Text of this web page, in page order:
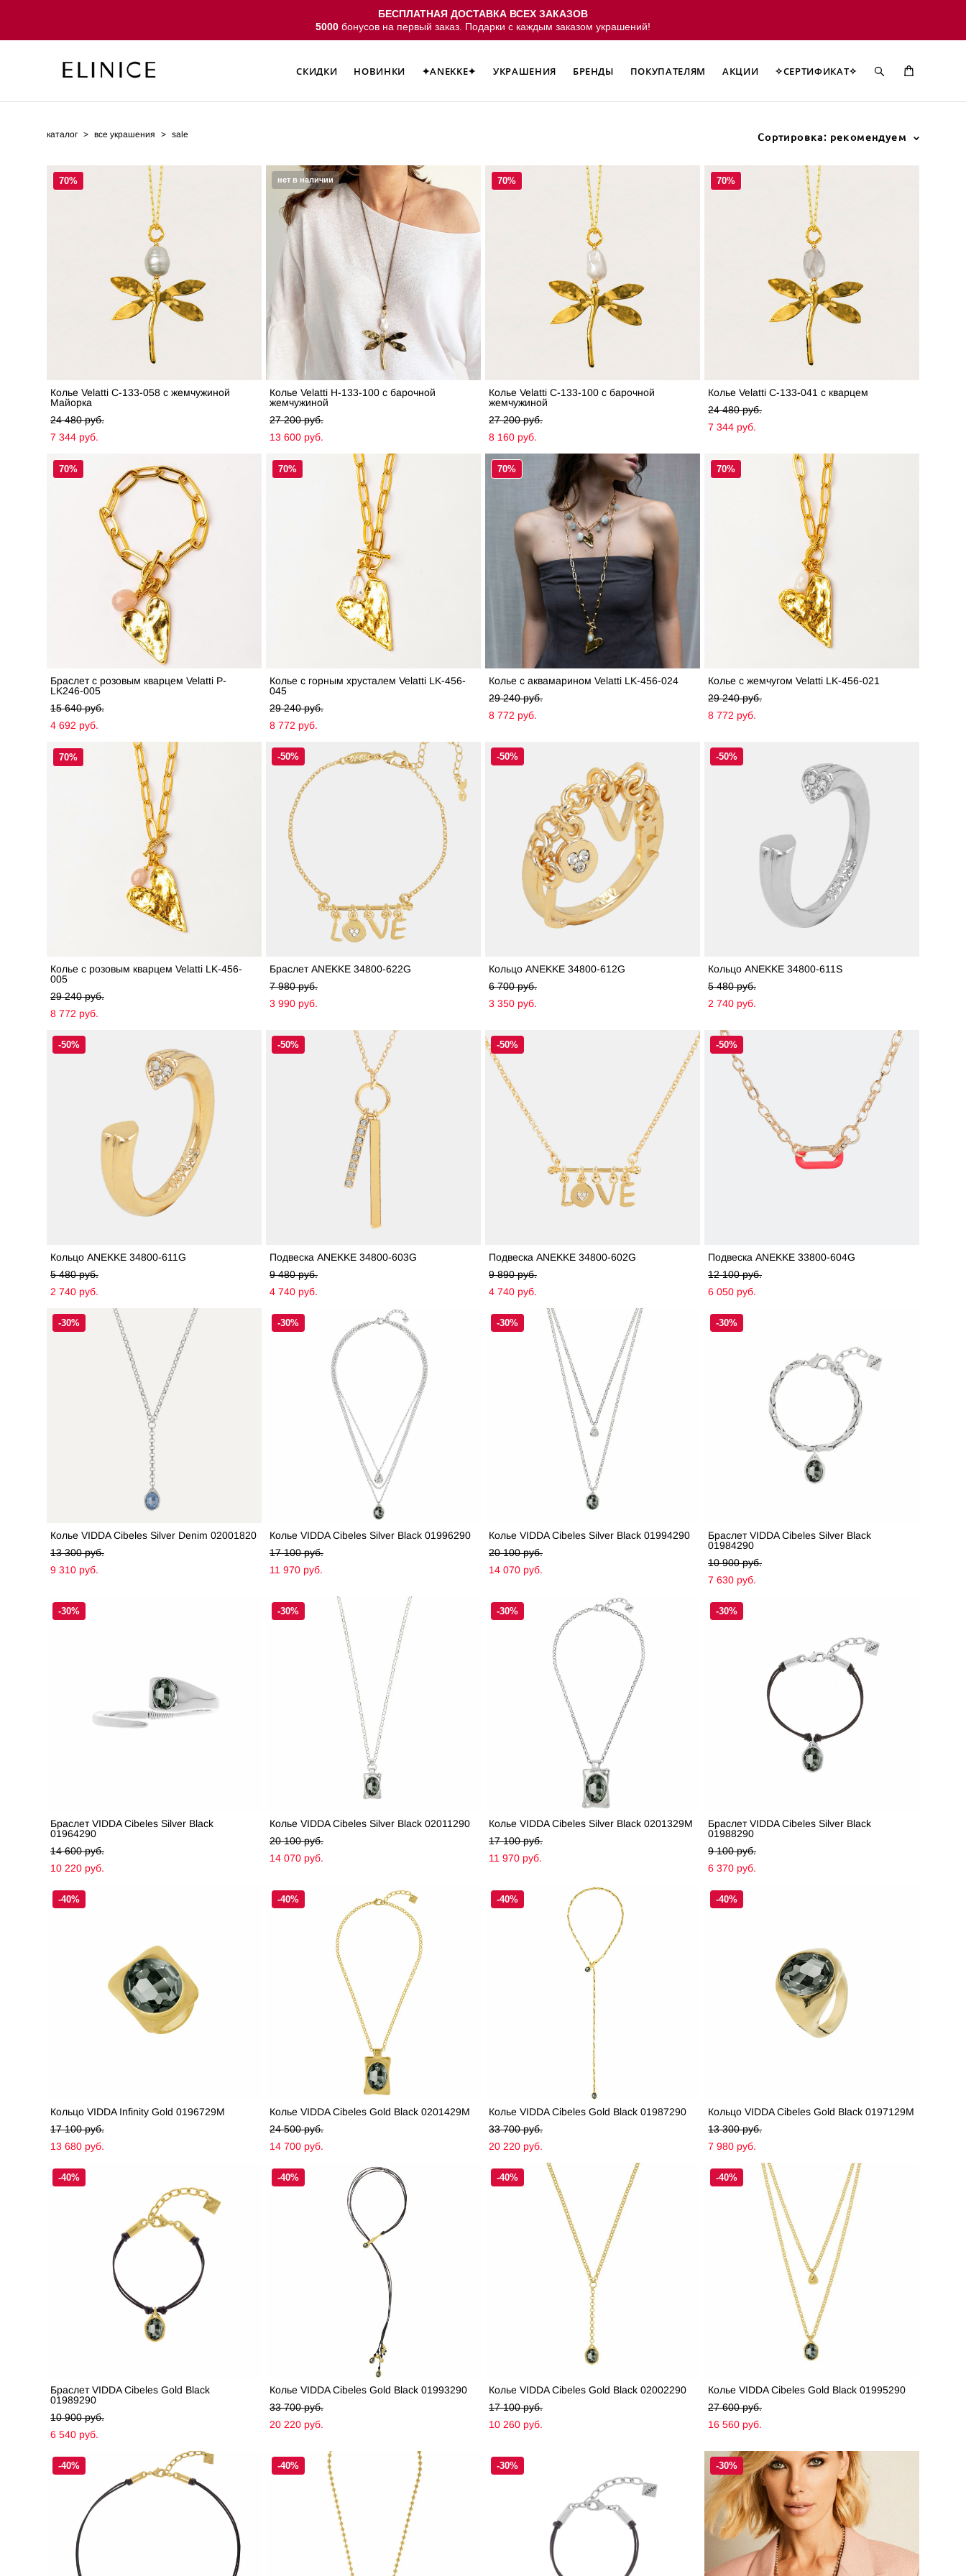
БЕСПЛАТНАЯ ДОСТАВКА ВСЕХ ЗАКАЗОВ
5000 бонусов на первый заказ. Подарки с каждым заказом украшений!
СКИДКИ НОВИНКИ ✦ANEKKE✦ УКРАШЕНИЯ БРЕНДЫ ПОКУПАТЕЛЯМ АКЦИИ ✧СЕРТИФИКАТ✧
СКИДКИ НОВИНКИ ✦ANEKKE✦ УКРАШЕНИЯ БРЕНДЫ ПОКУПАТЕЛЯМ
каталог > все украшения > sale Сортировка: рекомендуем
70%
Колье Velatti C-133-058 с жемчужиной
Майорка
24 480 pуб.
7 344 pуб.
нет в наличии
Колье Velatti H-133-100 с барочной
жемчужиной
27 200 pуб.
13 600 pуб.
70%
Колье Velatti C-133-100 с барочной
жемчужиной
27 200 pуб.
8 160 pуб.
70%
Колье Velatti C-133-041 с кварцем
24 480 pуб.
7 344 pуб.
70%
Браслет с розовым кварцем Velatti P-
LK246-005
15 640 pуб.
4 692 pуб.
70%
Колье с горным хрусталем Velatti LK-456-
045
29 240 pуб.
8 772 pуб.
70%
Колье с аквамарином Velatti LK-456-024
29 240 pуб.
8 772 pуб.
70%
Колье с жемчугом Velatti LK-456-021
29 240 pуб.
8 772 pуб.
70%
Колье с розовым кварцем Velatti LK-456-
005
29 240 pуб.
8 772 pуб.
-50%
Браслет ANEKKE 34800-622G
7 980 pуб.
3 990 pуб.
-50%
Кольцо ANEKKE 34800-612G
6 700 pуб.
3 350 pуб.
-50%
Кольцо ANEKKE 34800-611S
5 480 pуб.
2 740 pуб.
-50%
Кольцо ANEKKE 34800-611G
5 480 pуб.
2 740 pуб.
-50%
Подвеска ANEKKE 34800-603G
9 480 pуб.
4 740 pуб.
-50%
Подвеска ANEKKE 34800-602G
9 890 pуб.
4 740 pуб.
-50%
Подвеска ANEKKE 33800-604G
12 100 pуб.
6 050 pуб.
-30%
Колье VIDDA Cibeles Silver Denim 02001820
13 300 pуб.
9 310 pуб.
-30%
Колье VIDDA Cibeles Silver Black 01996290
17 100 pуб.
11 970 pуб.
-30%
Колье VIDDA Cibeles Silver Black 01994290
20 100 pуб.
14 070 pуб.
-30%
Браслет VIDDA Cibeles Silver Black
01984290
10 900 pуб.
7 630 pуб.
-30%
Браслет VIDDA Cibeles Silver Black
01964290
14 600 pуб.
10 220 pуб.
-30%
Колье VIDDA Cibeles Silver Black 02011290
20 100 pуб.
14 070 pуб.
-30%
Колье VIDDA Cibeles Silver Black 0201329M
17 100 pуб.
11 970 pуб.
-30%
Браслет VIDDA Cibeles Silver Black
01988290
9 100 pуб.
6 370 pуб.
-40%
Кольцо VIDDA Infinity Gold 0196729M
17 100 pуб.
13 680 pуб.
-40%
Колье VIDDA Cibeles Gold Black 0201429M
24 500 pуб.
14 700 pуб.
-40%
Колье VIDDA Cibeles Gold Black 01987290
33 700 pуб.
20 220 pуб.
-40%
Кольцо VIDDA Cibeles Gold Black 0197129M
13 300 pуб.
7 980 pуб.
-40%
Браслет VIDDA Cibeles Gold Black
01989290
10 900 pуб.
6 540 pуб.
-40%
Колье VIDDA Cibeles Gold Black 01993290
33 700 pуб.
20 220 pуб.
-40%
Колье VIDDA Cibeles Gold Black 02002290
17 100 pуб.
10 260 pуб.
-40%
Колье VIDDA Cibeles Gold Black 01995290
27 600 pуб.
16 560 pуб.
-40% -40% -30% -30%